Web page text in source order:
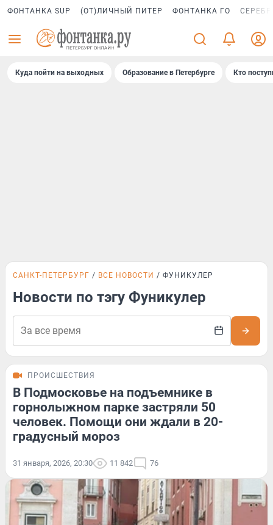
ФОНТАНКА SUP (ОТ)ЛИЧНЫЙ ПИТЕР ФОНТАНКА ГО
Куда пойти на выходных Образование в Петербурге Кто
САНКТ-ПЕТЕРБУРГ ВСЕ НОВОСТИ ФУНИКУЛЕР
Новости по тэгу Фуникулер
ПРОИСШЕСТВИЯ
В Подмосковье на подъемнике в
горнолыжном парке застряли 50
человек. Помощи они ждали в 20-
градусный мороз
31 января, 2026, 20:30 11 842 76